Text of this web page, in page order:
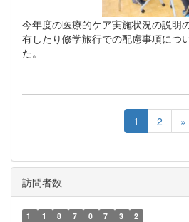
今年度の医療的ケア実施状況の説明
有したり修学旅行での配慮事項につ
た。
1 2 »
訪問者数
1 1 8 7 0 7 3 2